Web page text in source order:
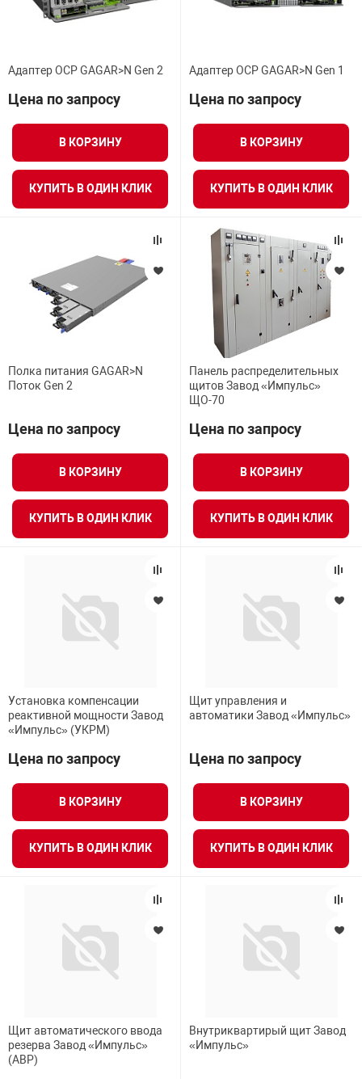
Адаптер OCP GAGAR>N Gen 2
Цена по запросу
В КОРЗИНУ
КУПИТЬ В ОДИН КЛИК
Адаптер OCP GAGAR>N Gen 1
Цена по запросу
В КОРЗИНУ
КУПИТЬ В ОДИН КЛИК
Полка питания GAGAR>N
Поток Gen 2
Цена по запросу
В КОРЗИНУ
КУПИТЬ В ОДИН КЛИК
Панель распределительных
щитов Завод «Импульс»
ЩО-70
Цена по запросу
В КОРЗИНУ
КУПИТЬ В ОДИН КЛИК
Установка компенсации
реактивной мощности Завод
«Импульс» (УКРМ)
Цена по запросу
В КОРЗИНУ
КУПИТЬ В ОДИН КЛИК
Щит управления и
автоматики Завод «Импульс»
Цена по запросу
В КОРЗИНУ
КУПИТЬ В ОДИН КЛИК
Щит автоматического ввода
резерва Завод «Импульс»
(АВР)
Внутриквартирый щит Завод
«Импульс»